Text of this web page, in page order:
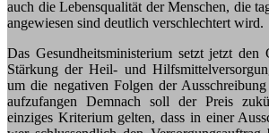
auch die Lebensqualität der Menschen, die
angewiesen sind deutlich verschlechtert wird.
Das Gesundheitsministerium setzt jetzt den
Stärkung der Heil- und
um die negativen Folgen der
aufzufangen Demnach soll der Preis
einziges Kriterium gelten, dass in einer